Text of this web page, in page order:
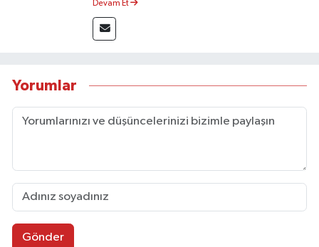
akademik çalışmalar gerçekleştirmiştir.
Taşköprü Postası internet haber sitesinde
Devam Et
Yorumlar
Gönder